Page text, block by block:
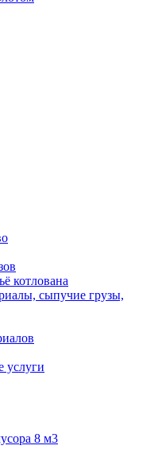
котлована
сыпучие грузы,
услуги
8 м3